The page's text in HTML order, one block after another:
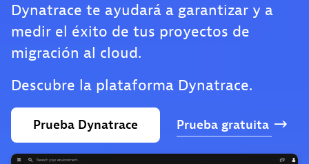
Dynatrace te ayudará a garantizar y a
medir el éxito de tus proyectos de
migración al cloud.
Descubre la plataforma Dynatrace.
Prueba Dynatrace Prueba gratuita